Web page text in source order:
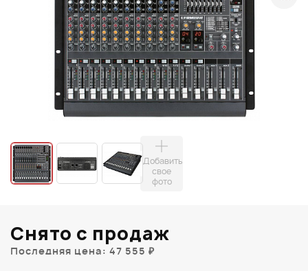
Добавить
свое
фото
Снято с продаж
Последняя цена: 47 555 ₽